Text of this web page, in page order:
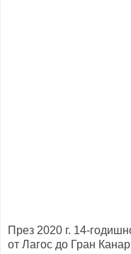
През 2020 г. 14-
от Лагос до Гран